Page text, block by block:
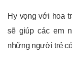
Hy vọng với hoa
sẽ giúp các em
những người trẻ